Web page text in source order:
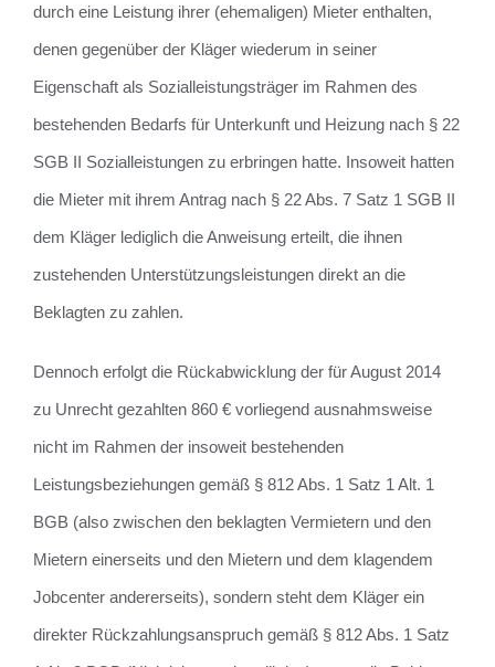
durch eine Leistung ihrer (ehemaligen) Mieter enthalten,
denen gegenüber der Kläger wiederum in seiner
Eigenschaft als Sozialleistungsträger im Rahmen des
bestehenden Bedarfs für Unterkunft und Heizung nach § 22
SGB II Sozialleistungen zu erbringen hatte. Insoweit hatten
die Mieter mit ihrem Antrag nach § 22 Abs. 7 Satz 1 SGB II
dem Kläger lediglich die Anweisung erteilt, die ihnen
zustehenden Unterstützungsleistungen direkt an die
Beklagten zu zahlen.
Dennoch erfolgt die Rückabwicklung der für August 2014
zu Unrecht gezahlten 860 € vorliegend ausnahmsweise
nicht im Rahmen der insoweit bestehenden
Leistungsbeziehungen gemäß § 812 Abs. 1 Satz 1 Alt. 1
BGB (also zwischen den beklagten Vermietern und den
Mietern einerseits und den Mietern und dem klagendem
Jobcenter andererseits), sondern steht dem Kläger ein
direkter Rückzahlungsanspruch gemäß § 812 Abs. 1 Satz